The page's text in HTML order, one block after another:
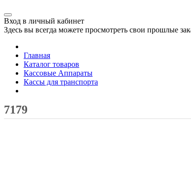
Вход в личный кабинет
Здесь вы всегда можете просмотреть свои прошлые
Главная
Каталог товаров
Кассовые Аппараты
Кассы для транспорта
7179